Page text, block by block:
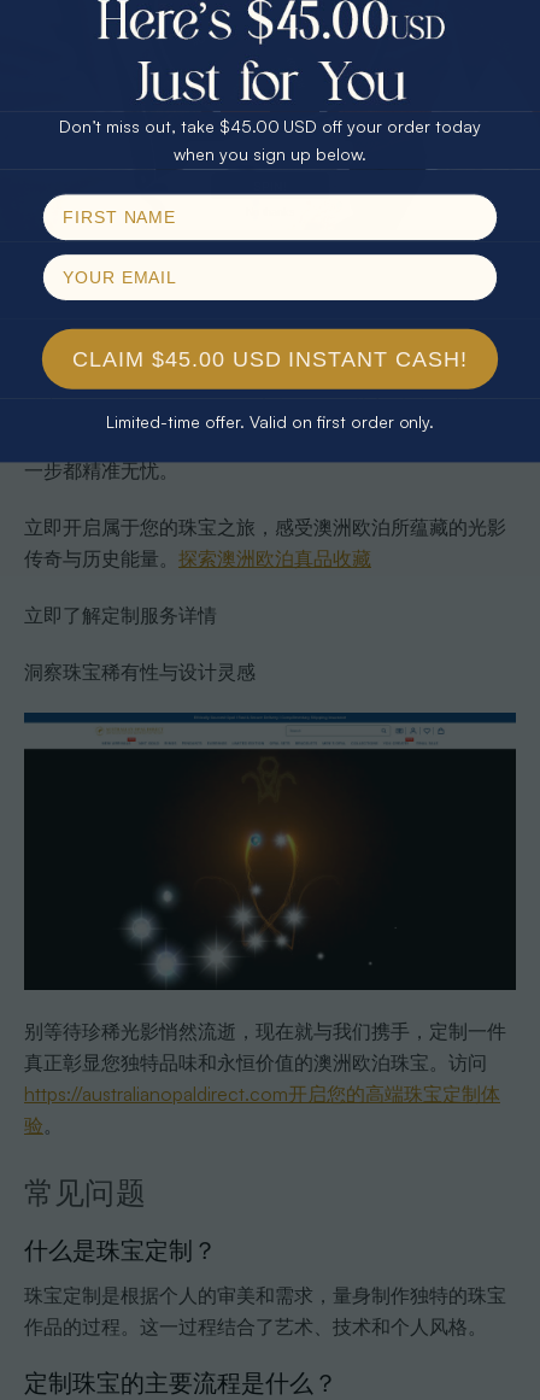
是一种消费，更是对个人品味和审美的长期投资。
探索专属珠宝定制之旅，开启澳洲欧
泊的独特魅力
在《珠宝定制指南：全流程与澳洲欧泊专属解读》中，我
们了解到珠宝定制不仅是设计的呈现，更融合了个性化需
求、材质选择及稀有宝石的专业鉴别。许多珠宝爱好者常
面临如何选择真正天然且极具收藏价值的澳洲欧泊，如何
在复杂的定制流程中避免预算超支和风险的挑战。
Australian Opal Direct凭借直采澳洲各大著名矿区的优质欧
泊，结合专业设计师团队，帮您实现心中梦寐以求的个性
感，因此提供全面的定制服务和透明的成本预算，确保每
一步都精准无忧。
立即开启属于您的珠宝之旅，感受澳洲欧泊所蕴藏的光影
传奇与历史能量。 探索澳洲欧泊真品收藏
立即了解定制服务详情
洞察珠宝稀有性与设计灵感
别等待珍稀光影悄然流逝，现在就与我们携手，定制一件
真正彰显您独特品味和永恒价值的澳洲欧泊珠宝。访问
https://australianopaldirect.com开启您的高端珠宝定制体
验。
常见问题
什么是珠宝定制？
珠宝定制是根据个人的审美和需求，量身制作独特的珠宝
作品的过程。这一过程结合了艺术、技术和个人风格。
定制珠宝的主要流程是什么？
30% Off
40% Off
$75.00 CASH
25% Off
Email
Don’t miss out, take $45.00 USD off your order today
when you sign up below.
CLAIM $45.00 USD INSTANT CASH!
Limited-time offer. Valid on first order only.